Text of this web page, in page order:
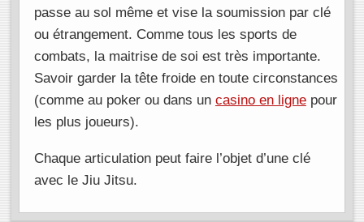
passe au sol même et vise la soumission par clé
ou étrangement. Comme tous les sports de
combats, la maitrise de soi est très importante.
Savoir garder la tête froide en toute circonstances
(comme au poker ou dans un casino en lignepour
les plus joueurs).
Chaque articulation peut faire l’objet d’une clé
avec le Jiu Jitsu.